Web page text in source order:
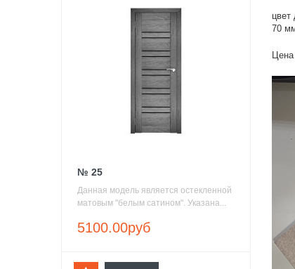
№ 25
Данная модель является остекленной
матовым "белым сатином". Указана...
5100.00руб
цвет
70